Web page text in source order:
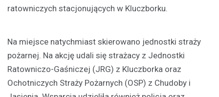
ratowniczych stacjonujących w Kluczborku.
Na miejsce natychmiast skierowano jednostki straży
pożarnej. Na akcję udali się strażacy z Jednostki
Ratowniczo-Gaśniczej (JRG) z Kluczborka oraz
Ochotniczych Straży Pożarnych (OSP) z Chudoby i